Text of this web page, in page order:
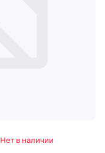
Нет в наличии